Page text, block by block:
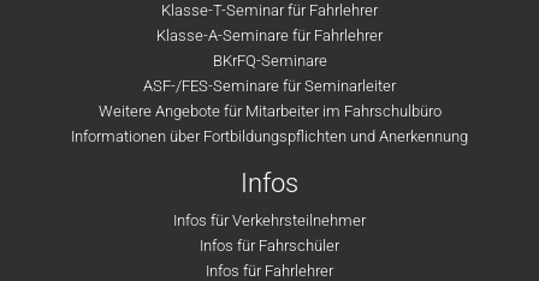
Klasse-T-Seminar für Fahrlehrer
Klasse-A-Seminare für Fahrlehrer
BKrFQ-Seminare
ASF-/FES-Seminare für Seminarleiter
Weitere Angebote für Mitarbeiter im Fahrschulbüro
Informationen über Fortbildungspflichten und Anerkennung
Infos
Infos für Verkehrsteilnehmer
Infos für Fahrschüler
Infos für Fahrlehrer